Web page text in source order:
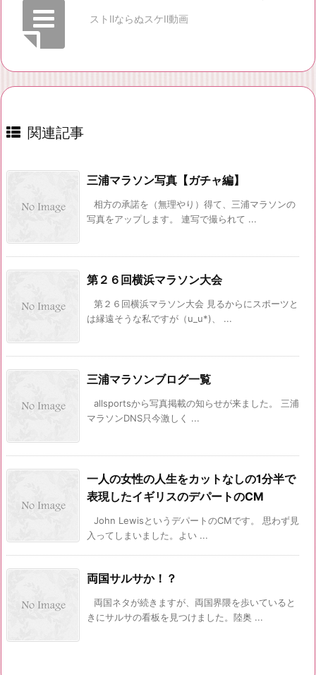
ストⅡならぬスケⅡ動画
関連記事
三浦マラソン写真【ガチャ編】
相方の承諾を（無理やり）得て、三浦マラソンの
写真をアップします。 連写で撮られて ...
第２６回横浜マラソン大会
第２６回横浜マラソン大会 見るからにスポーツと
は縁遠そうな私ですが（u_u*)、 ...
三浦マラソンブログ一覧
allsportsから写真掲載の知らせが来ました。 三浦
マラソンDNS只今激しく ...
一人の女性の人生をカットなしの1分半で
表現したイギリスのデパートのCM
John LewisというデパートのCMです。 思わず見
入ってしまいました。よい ...
両国サルサか！？
両国ネタが続きますが、両国界隈を歩いていると
きにサルサの看板を見つけました。陸奥 ...